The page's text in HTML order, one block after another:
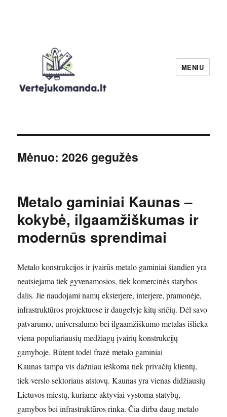
MENIU
Mėnuo:2026 gegužės
Metalo gaminiai Kaunas –
kokybė, ilgaamžiškumas ir
modernūs sprendimai
Metalo konstrukcijos ir įvairūs metalo gaminiai šiandien yra
neatsiejama tiek gyvenamosios, tiek komercinės statybos
dalis. Jie naudojami namų eksterjere, interjere, pramonėje,
infrastruktūros projektuose ir daugelyje kitų sričių. Dėl savo
patvarumo, universalumo bei ilgaamžiškumo metalas išlieka
viena populiariausių medžiagų įvairių konstrukcijų
gamyboje. Būtent todėl frazė metalo gaminiai
Kaunas tampa vis dažniau ieškoma tiek privačių klientų,
tiek verslo sektoriaus atstovų. Kaunas yra vienas didžiausių
Lietuvos miestų, kuriame aktyviai vystoma statybų,
gamybos bei infrastruktūros rinka. Čia dirba daug metalo